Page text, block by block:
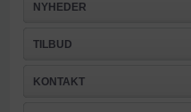
NYHEDER
TILBUD
KONTAKT